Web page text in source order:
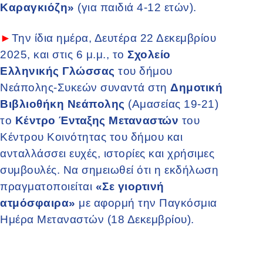
Καραγκιόζη» (για παιδιά 4-12 ετών).
► Την ίδια ημέρα, Δευτέρα 22 Δεκεμβρίου
2025, και στις 6 μ.μ., το Σχολείο
Ελληνικής Γλώσσας του δήμου
Νεάπολης-Συκεών συναντά στη Δημοτική
Βιβλιοθήκη Νεάπολης (Αμασείας 19-21)
το Κέντρο Ένταξης Μεταναστών του
Κέντρου Κοινότητας του δήμου και
ανταλλάσσει ευχές, ιστορίες και χρήσιμες
συμβουλές. Να σημειωθεί ότι η εκδήλωση
πραγματοποιείται «Σε γιορτινή
ατμόσφαιρα» με αφορμή την Παγκόσμια
Ημέρα Μεταναστών (18 Δεκεμβρίου).